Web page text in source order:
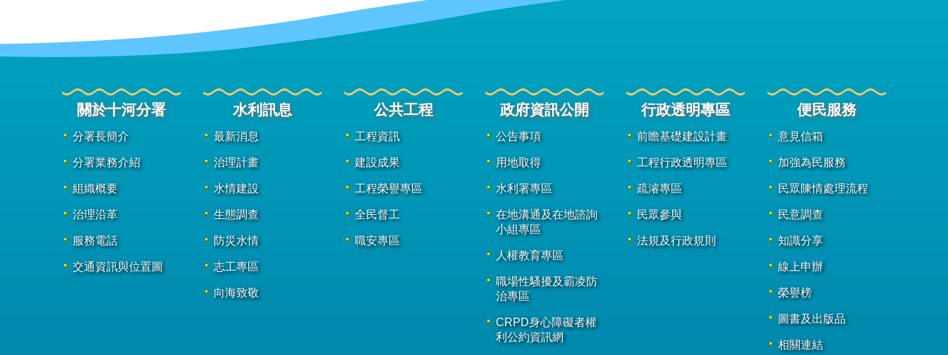
關於十河分署
分署長簡介
分署業務介紹
組織概要
治理沿革
服務電話
交通資訊與位置圖
水利訊息
最新消息
治理計畫
水情建設
生態調查
防災水情
志工專區
向海致敬
公共工程
工程資訊
建設成果
工程榮譽專區
全民督工
職安專區
政府資訊公開
公告事項
用地取得
水利署專區
在地溝通及在地諮詢
小組專區
人權教育專區
職場性騷擾及霸凌防
治專區
CRPD身心障礙者權
利公約資訊網
行政透明專區
前瞻基礎建設計畫
工程行政透明專區
疏濬專區
民眾參與
法規及行政規則
便民服務
意見信箱
加強為民服務
民眾陳情處理流程
民意調查
知識分享
線上申辦
榮譽榜
圖書及出版品
相關連結